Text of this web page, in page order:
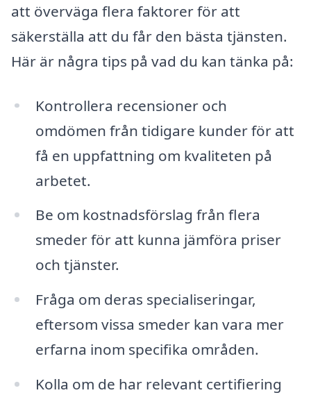
att överväga flera faktorer för att
säkerställa att du får den bästa tjänsten.
Här är några tips på vad du kan tänka på:
Kontrollera recensioner och
omdömen från tidigare kunder för att
få en uppfattning om kvaliteten på
arbetet.
Be om kostnadsförslag från flera
smeder för att kunna jämföra priser
och tjänster.
Fråga om deras specialiseringar,
eftersom vissa smeder kan vara mer
erfarna inom specifika områden.
Kolla om de har relevant certifiering